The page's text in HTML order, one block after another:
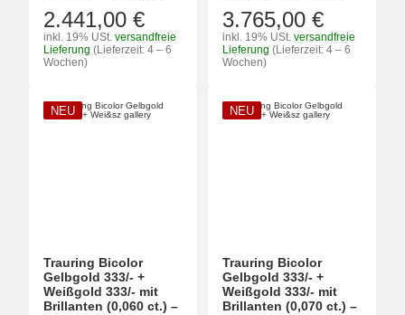
2.441,00 €
inkl. 19% USt. versandfreie
Lieferung (Lieferzeit: 4 – 6
Wochen)
3.765,00 €
inkl. 19% USt. versandfreie
Lieferung (Lieferzeit: 4 – 6
Wochen)
NEU
Trauring Bicolor
Gelbgold 333/- +
Weißgold 333/- mit
Brillanten (0,060 ct.) –
NEU
Trauring Bicolor
Gelbgold 333/- +
Weißgold 333/- mit
Brillanten (0,070 ct.) –